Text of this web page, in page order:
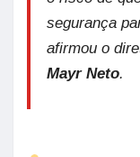
segurança
afirmou o
Mayr Neto.